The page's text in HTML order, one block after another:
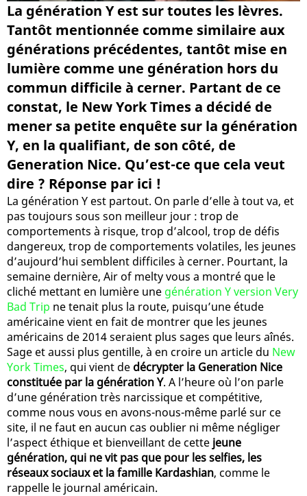
La génération Y est sur toutes les lèvres.
Tantôt mentionnée comme similaire aux
générations précédentes, tantôt mise en
lumière comme une génération hors du
commun difficile à cerner. Partant de ce
constat, le New York Times a décidé de
mener sa petite enquête sur la génération
Y, en la qualifiant, de son côté, de
Generation Nice. Qu’est-ce que cela veut
dire ? Réponse par ici !
La génération Y est partout. On parle d’elle à tout va, et
pas toujours sous son meilleur jour : trop de
comportements à risque, trop d’alcool, trop de défis
dangereux, trop de comportements volatiles, les jeunes
d’aujourd’hui semblent difficiles à cerner. Pourtant, la
semaine dernière, Air of melty vous a montré que le
cliché mettant en lumière une génération Y version Very
Bad Trip ne tenait plus la route, puisqu’une étude
américaine vient en fait de montrer que les jeunes
américains de 2014 seraient plus sages que leurs aînés.
Sage et aussi plus gentille, à en croire un article du New
York Times, qui vient de décrypter la Generation Nice
constituée par la génération Y. A l’heure où l’on parle
d’une génération très narcissique et compétitive,
comme nous vous en avons-nous-même parlé sur ce
site, il ne faut en aucun cas oublier ni même négliger
l’aspect éthique et bienveillant de cette jeune
génération, qui ne vit pas que pour les selfies, les
réseaux sociaux et la famille Kardashian, comme le
rappelle le journal américain.